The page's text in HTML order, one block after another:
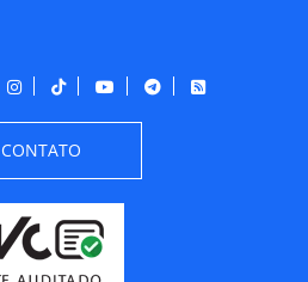
CONTATO